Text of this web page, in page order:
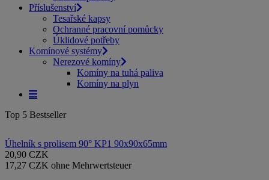
Příslušenství
Tesařské kapsy
Ochranné pracovní pomůcky
Úklidové potřeby
Komínové systémy
Nerezové komíny
Komíny na tuhá paliva
Komíny na plyn
Top 5 Bestseller
Úhelník s prolisem 90° KP1 90x90x65mm
20,90 CZK
17,27 CZK ohne Mehrwertsteuer